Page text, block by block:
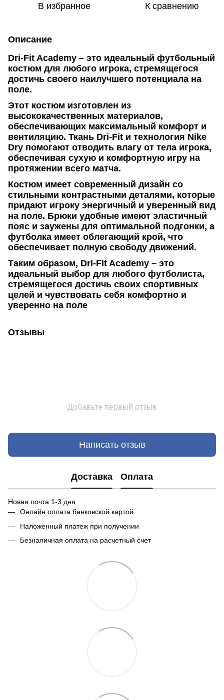
В избранное К сравнению
Описание
Dri-Fit Academy – это идеальный футбольный
костюм для любого игрока, стремящегося
достичь своего наилучшего потенциала на
поле.
Этот костюм изготовлен из
высококачественных материалов,
обеспечивающих максимальный комфорт и
вентиляцию. Ткань Dri-Fit и технология Nike
Dry помогают отводить влагу от тела игрока,
обеспечивая сухую и комфортную игру на
протяжении всего матча.
Костюм имеет современный дизайн со
стильными контрастными деталями, которые
придают игроку энергичный и уверенный вид
на поле. Брюки удобные имеют эластичный
пояс и заужены для оптимальной подгонки, а
футболка имеет облегающий крой, что
обеспечивает полную свободу движений.
Таким образом, Dri-Fit Academy – это
идеальный выбор для любого футболиста,
стремящегося достичь своих спортивных
целей и чувствовать себя комфортно и
уверенно на поле
Отзывы
Добавьте первый отзыв
Написать отзыв
Доставка Оплата
Новая почта 1-3 дня
Онлайн оплата банковской картой
Наложенный платеж при получении
Безналичная оплата на расчетный счет